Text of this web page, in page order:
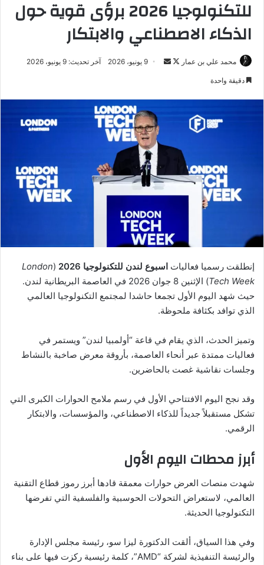
للتكنولوجيا 2026 برؤى قوية حول
الذكاء الاصطناعي والابتكار
محمد علي بن عمار
تابعأرسل 9 يونيو، 2026 آخر تحديث: 9 يونيو، 2026
دقيقة واحدة
إنطلقت رسميا فعاليات اسبوع لندن للتكنولوجيا 2026 (
London
Tech Week
) الإثنين 8 جوان 2026 في العاصمة البريطانية لندن.
حيث شهد اليوم الأول تجمعا حاشدا لمجتمع التكنولوجيا العالمي
الذي توافد بكثافة ملحوظة.
وتميز الحدث، الذي يقام في قاعة “أولمبيا لندن” ويستمر في
فعاليات ممتدة عبر أنحاء العاصمة، بأروقة معرض صاخبة بالنشاط
وجلسات نقاشية غصت بالحاضرين.
وقد نجح اليوم الافتتاحي الأول في رسم ملامح الحوارات الكبرى التي
تشكل مستقبلاً جديداً للذكاء الاصطناعي، والمؤسسات، والابتكار
الرقمي.
​أبرز محطات اليوم الأول
​شهدت منصات العرض حوارات معمقة قادها أبرز رموز قطاع التقنية
العالمي، لاستعراض التحولات الحوسبية والفلسفية التي تفرضها
التكنولوجيا الحديثة.
وفي هذا السياق، ألقت الدكتورة ليزا سو، رئيسة مجلس الإدارة
والرئيسة التنفيذية لشركة “AMD”، كلمة رئيسية ركزت فيها على بناء